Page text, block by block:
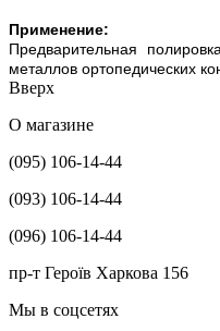
Применение:
Предварительная
металлов ортопедических
Вверх
О магазине
(095) 106-14-44
(093) 106-14-44
(096) 106-14-44
пр-т Героїв Харкова 156
Мы в соцсетях